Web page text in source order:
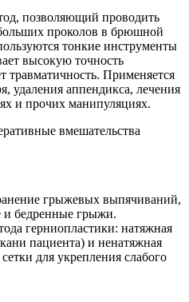
позволяющий проводить
проколов в брюшной
тонкие инструменты
высокую точность
Применяется
удаления аппендикса, лечения
и прочих манипуляциях.
вмешательства
грыжевых выпячиваний,
и бедренные грыжи.
герниопластики: натяжная
пациента) и ненатяжная
для укрепления слабого